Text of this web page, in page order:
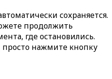
сохраняется.
продолжить
где остановились.
просто нажмите кнопку